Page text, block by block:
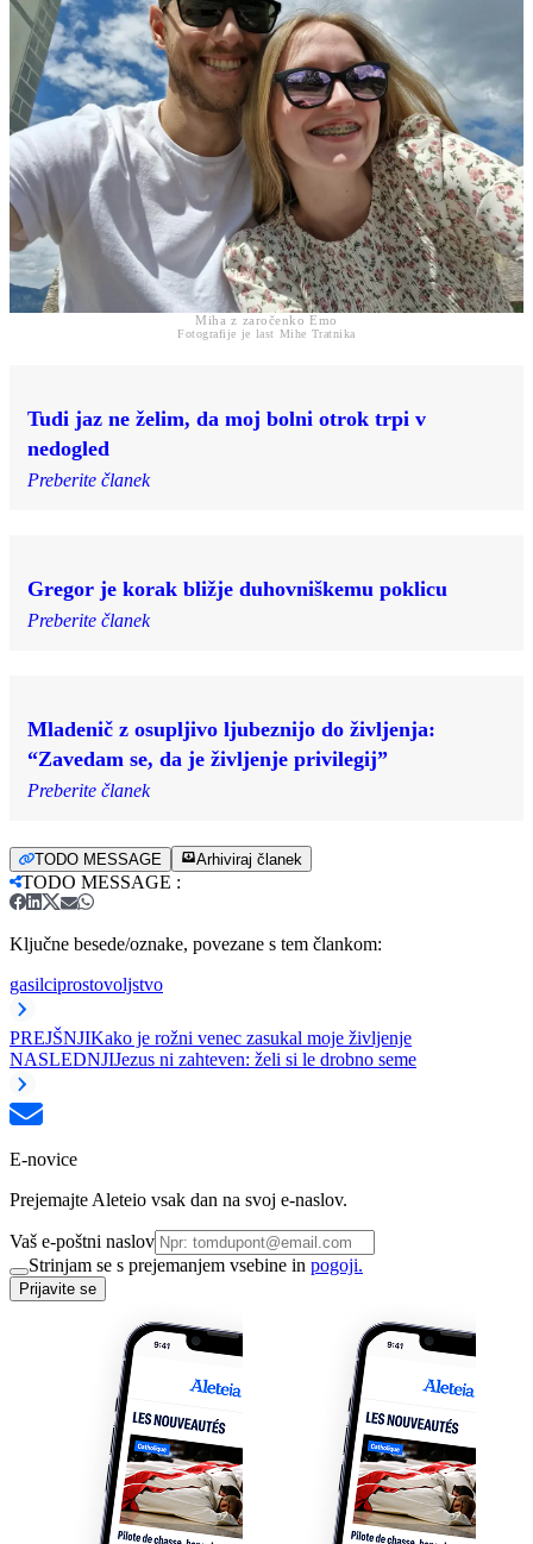
Miha z zaročenko Emo
Fotografije je last Mihe Tratnika
Tudi jaz ne želim, da moj bolni otrok trpi v
nedogled
Preberite članek
Gregor je korak bližje duhovniškemu poklicu
Preberite članek
Mladenič z osupljivo ljubeznijo do življenja:
“Zavedam se, da je življenje privilegij”
Preberite članek
TODO MESSAGE Arhiviraj članek
TODO MESSAGE :
Ključne besede/oznake, povezane s tem člankom:
gasilciprostovoljstvo
PREJŠNJIKako je rožni venec zasukal moje življenje
NASLEDNJIJezus ni zahteven: želi si le drobno seme
E-novice
Prejemajte Aleteio vsak dan na svoj e-naslov.
Vaš e-poštni naslov
Strinjam se s prejemanjem vsebine in pogoji.
Prijavite se